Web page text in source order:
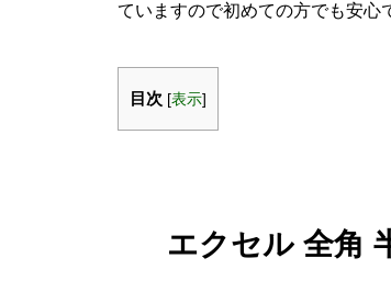
ていますので初めての方でも安心
目次 [表示]
エクセル 全角